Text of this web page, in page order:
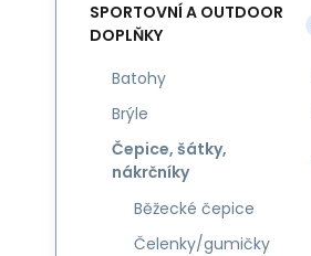
SPORTOVNÍ A OUTDOOR
DOPLŇKY
Batohy
Brýle
Čepice, šátky,
nákrčníky
Běžecké čepice
Čelenky/gumičky